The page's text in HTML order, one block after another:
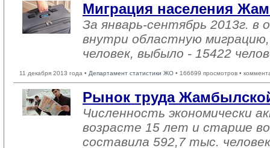
Миграция населения
За январь-сентябрь 2013г. в
внутри областную
человек, выбыло - 15422
11 декабря 2013 года • Департамент статистики ЖО • 166699 просмотров •
Рынок труда
Численность экономически
возрасте 15 лет и старше
составила 592,7 тыс.